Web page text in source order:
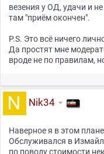
везения у ОД, удачи и
там "приём окончен".
P.S. Это всё ничего
Да простят мне
вроде не по правилам,
Nik34
Наверное я в этом
Обслуживался в
по поводу стоимости